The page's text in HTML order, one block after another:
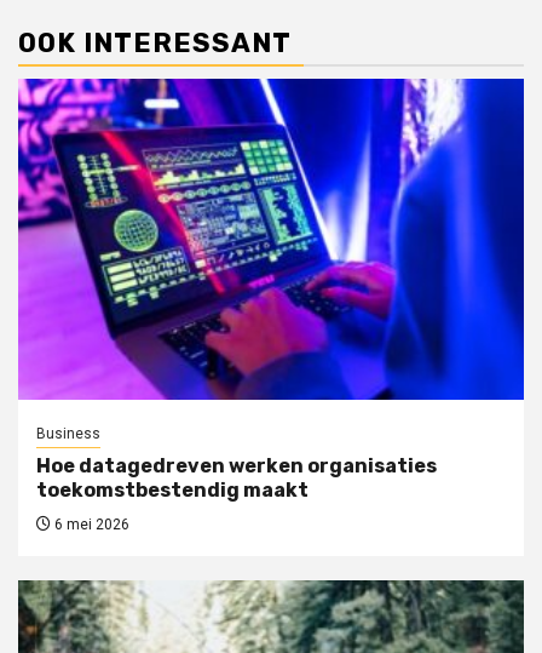
OOK INTERESSANT
Business
Hoe datagedreven werken organisaties
toekomstbestendig maakt
6 mei 2026